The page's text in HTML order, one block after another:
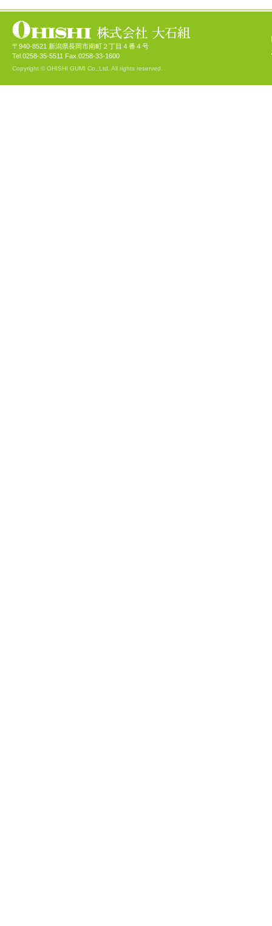
〒940-8521 新潟県長岡市南町２丁目４番４号
Tel.0258-35-5511 Fax.0258-33-1600
Copyright © OHISHI GUMI Co.,Ltd. All rights reserved.